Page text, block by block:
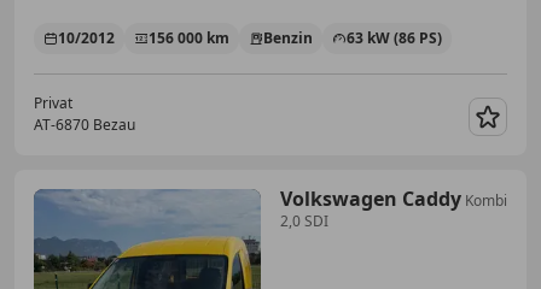
10/2012 156 000 km Benzin 63 kW (86 PS)
Privat
AT-6870 Bezau
Volkswagen Caddy Kombi
2,0 SDI